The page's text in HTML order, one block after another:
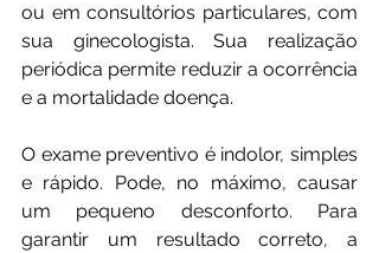
ou em consultórios particulares, com
sua ginecologista. Sua realização
periódica permite reduzir a ocorrência
e a mortalidade doença.
O exame preventivo é indolor, simples
e rápido. Pode, no máximo, causar
um pequeno desconforto. Para
garantir um resultado correto, a